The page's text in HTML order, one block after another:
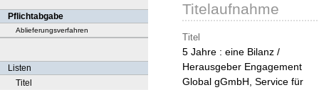
Pflichtabgabe
Ablieferungsverfahren
Listen
Titel
Titelaufnahme
Titel
5 Jahre : eine Bilanz /
Herausgeber Engagement
Global gGmbH, Service für